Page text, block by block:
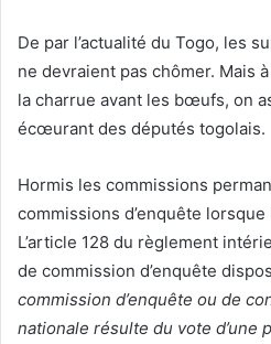
De par l’actualité du Togo, les
ne devraient pas chômer. Mais
la charrue avant les bœufs, on
écœurant des députés togolais.
Hormis les commissions
commissions d’enquête
L’article 128 du règlement
de commission d’enquête
commission d’enquête ou de
nationale résulte du vote d’une